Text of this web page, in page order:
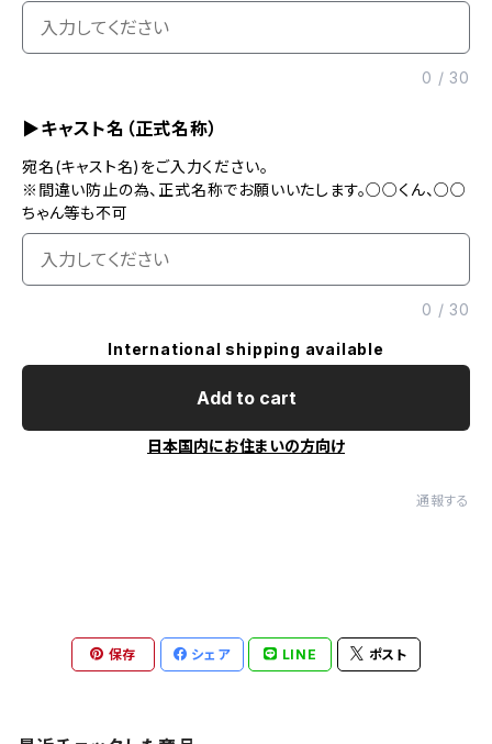
0 /30
▶キャスト名（正式名称）
宛名(キャスト名)をご入力ください。
※間違い防止の為、正式名称でお願いいたします。○○くん、○○
ちゃん等も不可
0 /30
International shipping available
Add to cart
日本国内にお住まいの方向け
通報する
保存 シェア LINE ポスト